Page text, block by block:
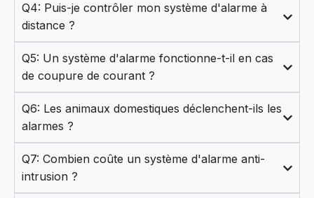
Q4: Puis-je contrôler mon système d'alarme à
distance ?
Q5: Un système d'alarme fonctionne-t-il en cas
de coupure de courant ?
Q6: Les animaux domestiques déclenchent-ils les
alarmes ?
Q7: Combien coûte un système d'alarme anti-
intrusion ?